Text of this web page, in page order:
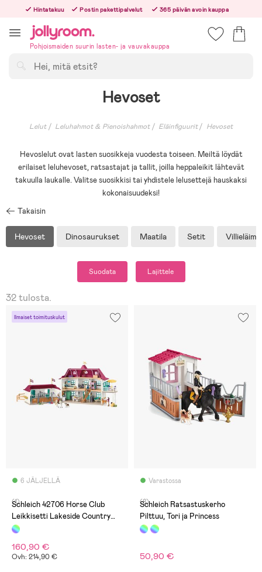
Hoppa
innehållet
Hintatakuu Postin pakettipalvelut
365 päivän avoin kauppa
Tilaa arkisin ennen klo 13.00 – lähetämme tilauksen jo samana päivänä!
Pohjoismaiden suurin lasten- ja vauvakauppa
Hevoset
Lelut Leluhahmot & Pienoishahmot Eläinfiguurit Hevoset
Hevoslelut ovat lasten suosikkeja vuodesta toiseen. Meiltä löydät
erilaiset leluhevoset, ratsastajat ja tallit, joilla heppaleikit lähtevät
takuulla laukalle. Valitse suosikkisi tai yhdistele lelusettejä hauskaksi
kokonaisuudeksi!
Takaisin
Hevoset Dinosaurukset Maatila Setit
Suodata Lajittele
32 tulosta.
Ilmaiset toimituskulut
6 JÄLJELLÄ
(1)
Schleich 42706 Horse Club
Leikkisetti Lakeside Country
House & Hevostalli
160,90 €
Ovh: 214,90 €
Varastossa
(8)
Schleich Ratsastuskerho
Pilttuu, Tori ja Princess
50,90 €